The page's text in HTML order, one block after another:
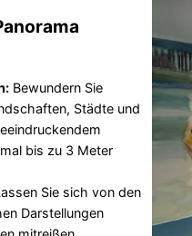
Bewundern Sie
Städte und
bis zu 3 Meter
Sie sich von den
Darstellungen